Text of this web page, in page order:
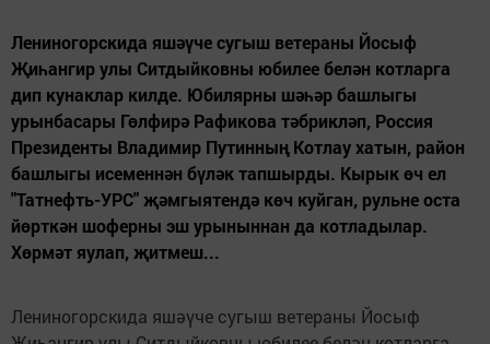
Лениногорскида яшәүче сугыш ветераны Йосыф
Җиһангир улы Ситдыйковны юбилее белән котларга
дип кунаклар килде. Юбилярны шәһәр башлыгы
урынбасары Гөлфирә Рафикова тәбрикләп, Россия
Президенты Владимир Путинның Котлау хатын, район
башлыгы исеменнән бүләк тапшырды. Кырык өч ел
"Татнефть-УРС" җәмгыятендә көч куйган, рульне оста
йөрткән шоферны эш урыныннан да котладылар.
Хөрмәт яулап, җитмеш...
Лениногорскида яшәүче сугыш ветераны Йосыф